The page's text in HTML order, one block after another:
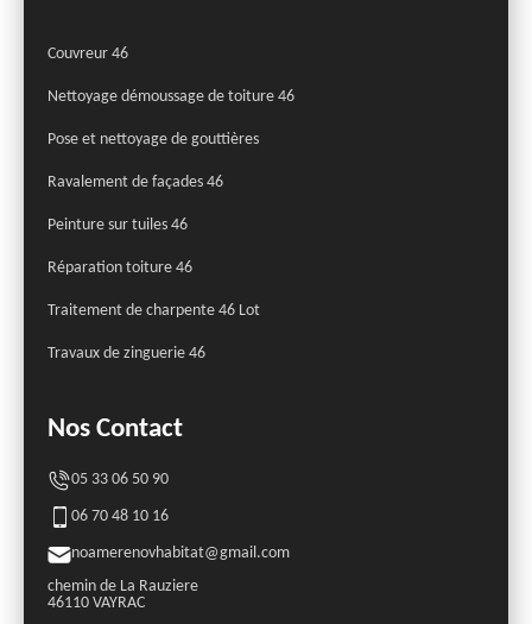
Couvreur 46
Nettoyage démoussage de toiture 46
Pose et nettoyage de gouttières
Ravalement de façades 46
Peinture sur tuiles 46
Réparation toiture 46
Traitement de charpente 46 Lot
Travaux de zinguerie 46
Nos Contact
05 33 06 50 90
06 70 48 10 16
noamerenovhabitat@gmail.com
chemin de La Rauziere
46110 VAYRAC